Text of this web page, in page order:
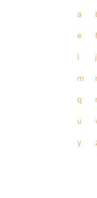
a
e
i j
m
q
u
y